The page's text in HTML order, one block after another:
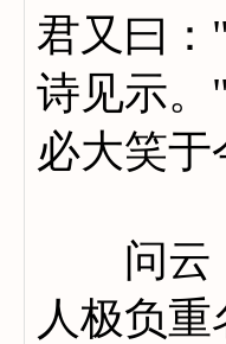
君又曰：
诗见示。
必大笑于
问云：
人极负